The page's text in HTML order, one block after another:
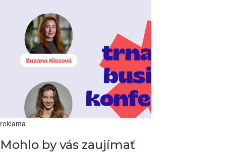
reklama
Mohlo by vás zaujímať